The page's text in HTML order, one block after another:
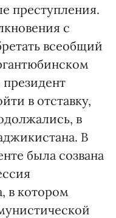
преступления.
с
всеобщий
президент
в отставку,
в
В
была созвана
в котором